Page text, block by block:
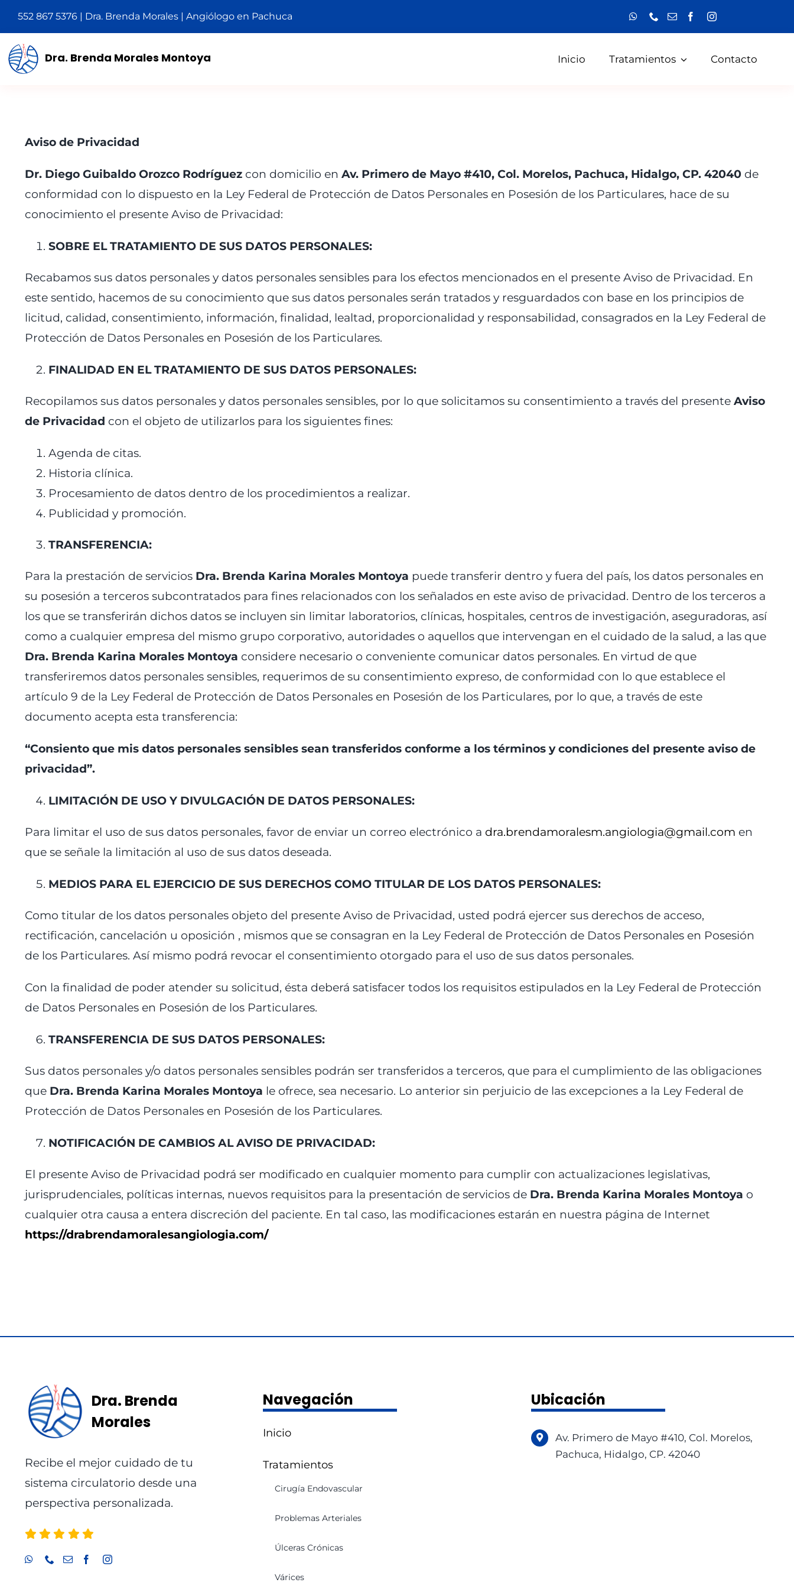
Saltar
contenido
552 867 5376 | Dra. Brenda Morales | Angiólogo en Pachuca
Dra. Brenda Morales Montoya Inicio Tratamientos Contacto
Aviso de Privacidad
Dr. Diego Guibaldo Orozco Rodríguez con domicilio en Av. Primero de Mayo #410, Col. Morelos, Pachuca, Hidalgo, CP. 42040de
conformidad con lo dispuesto en la Ley Federal de Protección de Datos Personales en Posesión de los Particulares, hace de su
conocimiento el presente Aviso de Privacidad:
SOBRE EL TRATAMIENTO DE SUS DATOS PERSONALES:
Recabamos sus datos personales y datos personales sensibles para los efectos mencionados en el presente Aviso de Privacidad. En
este sentido, hacemos de su conocimiento que sus datos personales serán tratados y resguardados con base en los principios de
licitud, calidad, consentimiento, información, finalidad, lealtad, proporcionalidad y responsabilidad, consagrados en la Ley Federal de
Protección de Datos Personales en Posesión de los Particulares.
FINALIDAD EN EL TRATAMIENTO DE SUS DATOS PERSONALES:
Recopilamos sus datos personales y datos personales sensibles, por lo que solicitamos su consentimiento a través del presenteAviso
de Privacidad con el objeto de utilizarlos para los siguientes fines:
Agenda de citas.
Historia clínica.
Procesamiento de datos dentro de los procedimientos a realizar.
Publicidad y promoción.
TRANSFERENCIA:
Para la prestación de servicios Dra. Brenda Karina Morales Montoya puede transferir dentro y fuera del país, los datos personales en
su posesión a terceros subcontratados para fines relacionados con los señalados en este aviso de privacidad. Dentro de los terceros a
los que se transferirán dichos datos se incluyen sin limitar laboratorios, clínicas, hospitales, centros de investigación, aseguradoras, así
como a cualquier empresa del mismo grupo corporativo, autoridades o aquellos que intervengan en el cuidado de la salud, a las que
Dra. Brenda Karina Morales Montoya considere necesario o conveniente comunicar datos personales. En virtud de que
transferiremos datos personales sensibles, requerimos de su consentimiento expreso, de conformidad con lo que establece el
artículo 9 de la Ley Federal de Protección de Datos Personales en Posesión de los Particulares, por lo que, a través de este
documento acepta esta transferencia:
“Consiento que mis datos personales sensibles sean transferidos conforme a los términos y condiciones del presente aviso de
privacidad”.
LIMITACIÓN DE USO Y DIVULGACIÓN DE DATOS PERSONALES:
Para limitar el uso de sus datos personales, favor de enviar un correo electrónico a dra.brendamoralesm.angiologia@gmail.com en
que se señale la limitación al uso de sus datos deseada.
MEDIOS PARA EL EJERCICIO DE SUS DERECHOS COMO TITULAR DE LOS DATOS PERSONALES:
Como titular de los datos personales objeto del presente Aviso de Privacidad, usted podrá ejercer sus derechos de acceso,
rectificación, cancelación u oposición , mismos que se consagran en la Ley Federal de Protección de Datos Personales en Posesión
de los Particulares. Así mismo podrá revocar el consentimiento otorgado para el uso de sus datos personales.
Con la finalidad de poder atender su solicitud, ésta deberá satisfacer todos los requisitos estipulados en la Ley Federal de Protección
de Datos Personales en Posesión de los Particulares.
TRANSFERENCIA DE SUS DATOS PERSONALES:
Sus datos personales y/o datos personales sensibles podrán ser transferidos a terceros, que para el cumplimiento de las obligaciones
que Dra. Brenda Karina Morales Montoya le ofrece, sea necesario. Lo anterior sin perjuicio de las excepciones a la Ley Federal de
Protección de Datos Personales en Posesión de los Particulares.
NOTIFICACIÓN DE CAMBIOS AL AVISO DE PRIVACIDAD:
El presente Aviso de Privacidad podrá ser modificado en cualquier momento para cumplir con actualizaciones legislativas,
jurisprudenciales, políticas internas, nuevos requisitos para la presentación de servicios de Dra. Brenda Karina Morales Montoya o
cualquier otra causa a entera discreción del paciente. En tal caso, las modificaciones estarán en nuestra página de Internet
https://drabrendamoralesangiologia.com/
Dra. Brenda
Morales
Recibe el mejor cuidado de tu
sistema circulatorio desde una
perspectiva personalizada.
Navegación
Inicio
Tratamientos
Cirugía Endovascular
Problemas Arteriales
Úlceras Crónicas
Várices
Ubicación
Av. Primero de Mayo #410, Col. Morelos,
Pachuca, Hidalgo, CP. 42040